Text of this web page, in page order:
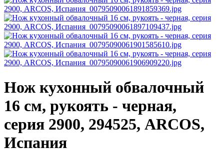
Нож кухонный обвалочный
16 см, рукоять - черная,
серия 2900, 294525, ARCOS,
Испания